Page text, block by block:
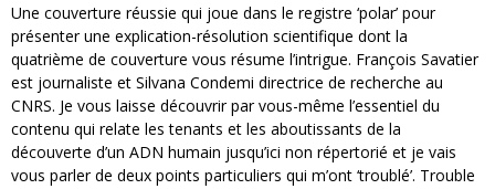
Une couverture réussie qui joue dans le registre ‘polar’ pour
présenter une explication-résolution scientifique dont la
quatrième de couverture vous résume l’intrigue. François Savatier
est journaliste et Silvana Condemi directrice de recherche au
CNRS. Je vous laisse découvrir par vous-même l’essentiel du
contenu qui relate les tenants et les aboutissants de la
découverte d’un ADN humain jusqu’ici non répertorié et je vais
vous parler de deux points particuliers qui m’ont ‘troublé’. Trouble